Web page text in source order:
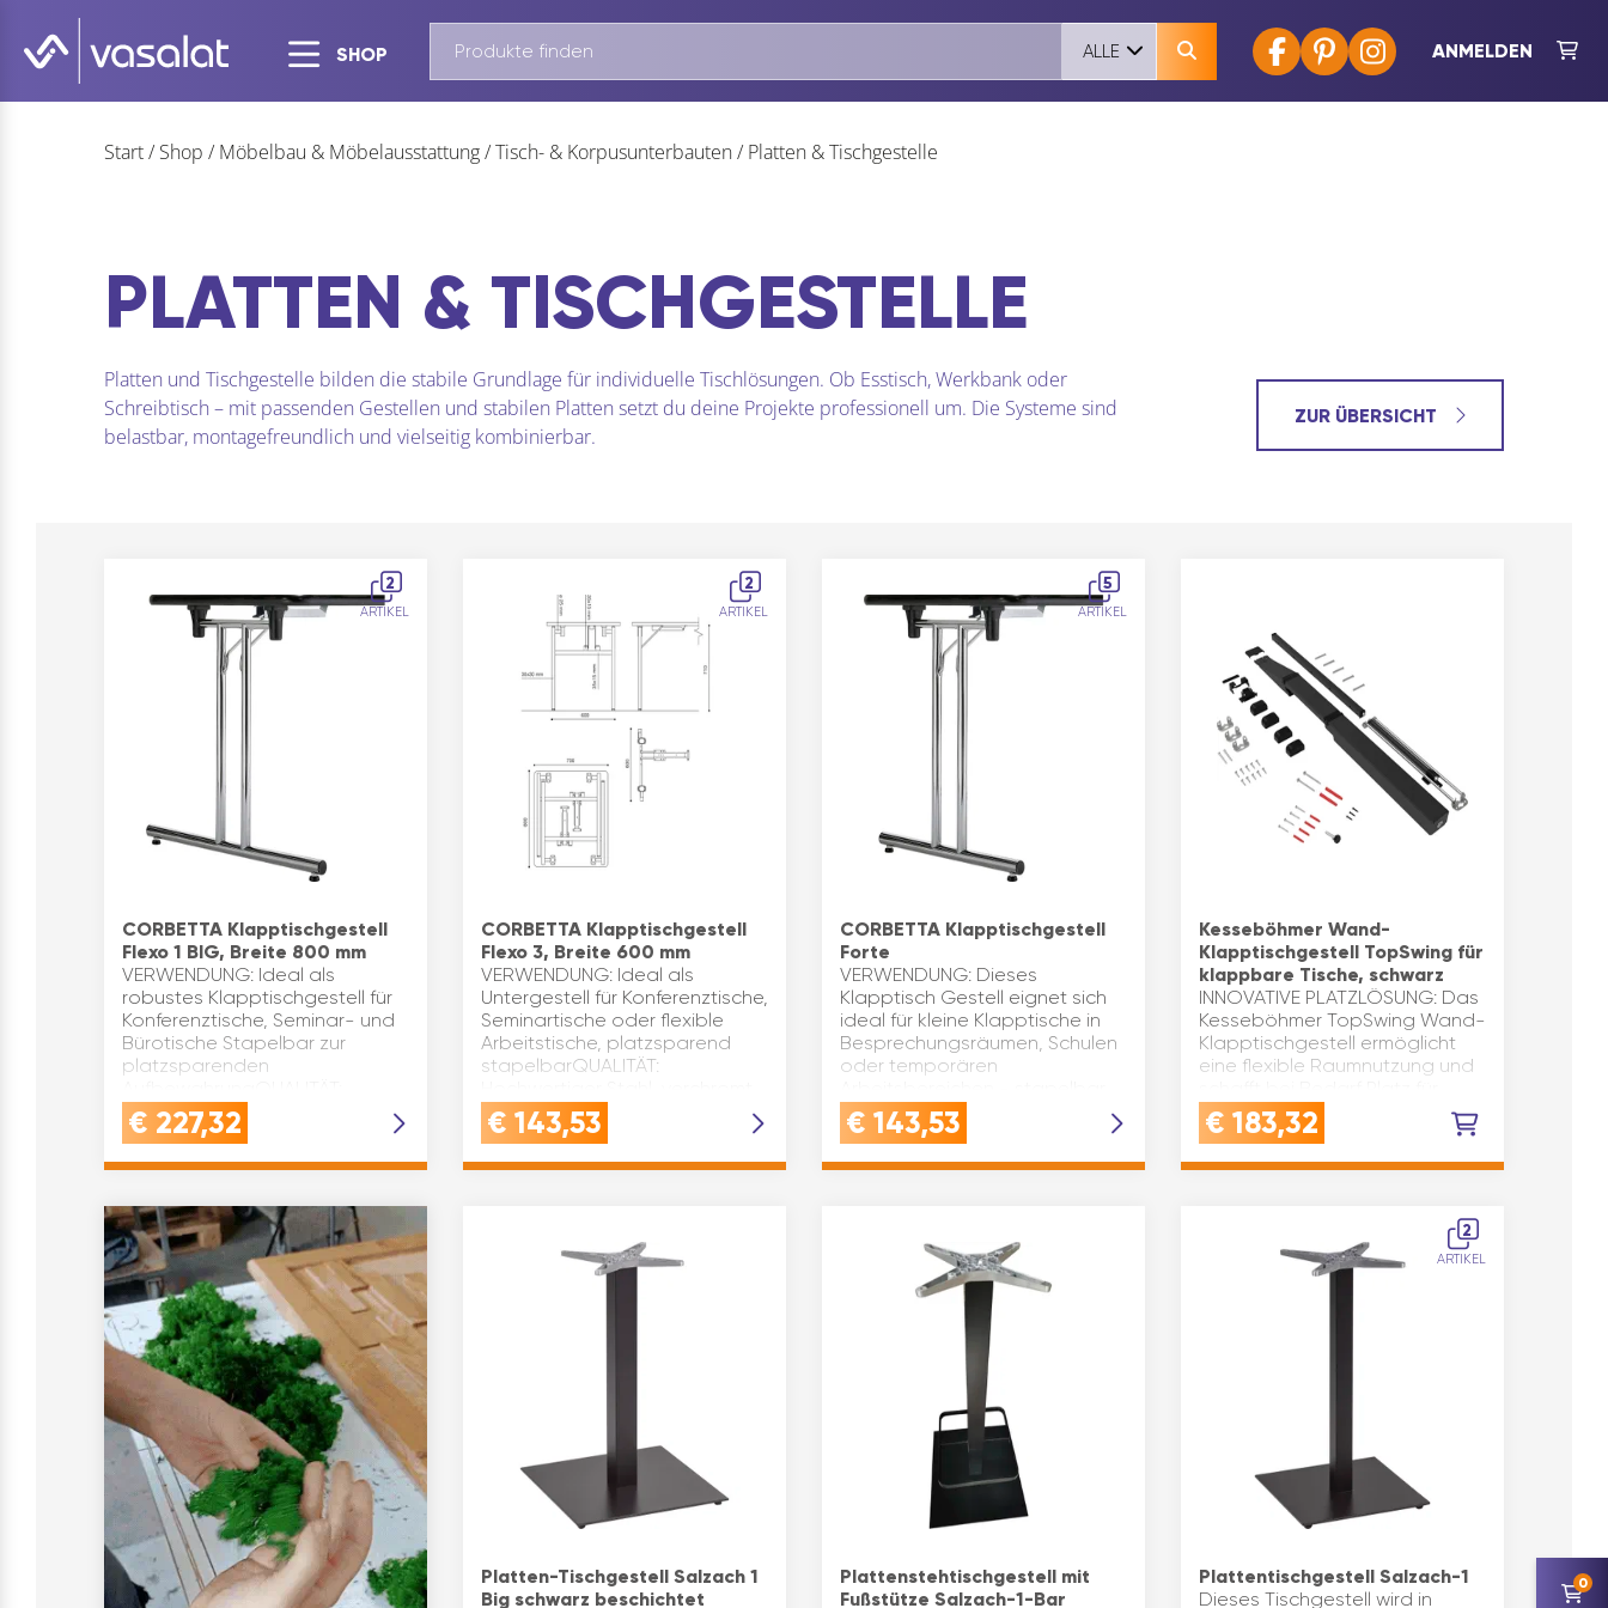
SHOP ANMELDEN
ALLE
Start/ Shop / Möbelbau & Möbelausstattung/Tisch- & Korpusunterbauten/ Platten & Tischgestelle
PLATTEN & TISCHGESTELLE
Platten und Tischgestelle bilden die stabile Grundlage für individuelle Tischlösungen. Ob Esstisch, Werkbank oder
Schreibtisch – mit passenden Gestellen und stabilen Platten setzt du deine Projekte professionell um. Die Systeme sind
belastbar, montagefreundlich und vielseitig kombinierbar.
ZUR ÜBERSICHT
2
ARTIKEL
CORBETTA Klapptischgestell
Flexo 1 BIG, Breite 800 mm
VERWENDUNG: Ideal als
robustes Klapptischgestell für
Konferenztische, Seminar- und
Bürotische Stapelbar zur
platzsparenden
Gefertigt aus hochwertigem
Stahl mit verchromter Obe…
€ 227,32
2
ARTIKEL
CORBETTA Klapptischgestell
Flexo 3, Breite 600 mm
VERWENDUNG: Ideal als
Untergestell für Konferenztische,
Seminartische oder flexible
Arbeitstische, platzsparend
stapelbarQUALITÄT:
mit quadratischer Säule (30x30
mm),…
€ 143,53
5
ARTIKEL
CORBETTA Klapptischgestell
Forte
VERWENDUNG: Dieses
Klapptisch Gestell eignet sich
ideal für kleine Klapptische in
Besprechungsräumen, Schulen
oder temporären
für einfache LagerungQUALITÄT
Stabiles Kla…
€ 143,53
Kesseböhmer Wand-
Klapptischgestell TopSwing für
klappbare Tische, schwarz
INNOVATIVE PLATZLÖSUNG: Das
Kesseböhmer TopSwing Wand-
Klapptischgestell ermöglicht
eine flexible Raumnutzung und
andere ZweckeEINFACHE
HANDHABUNG: Mit einer Hand
wird d…
€ 183,32
Platten-Tischgestell Salzach 1
Big schwarz beschichtet
Plattenstehtischgestell mit
Fußstütze Salzach-1-Bar
2
ARTIKEL
Plattentischgestell Salzach-1
Dieses Tischgestell wird in
0